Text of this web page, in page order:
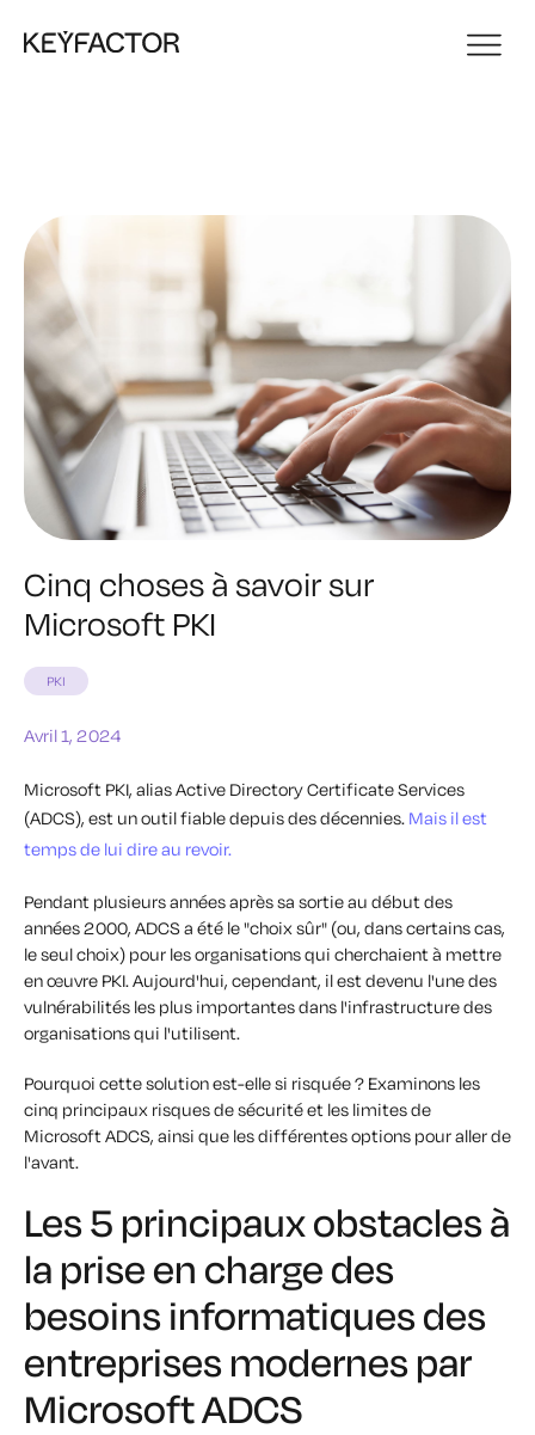
Cinq choses à savoir sur
Microsoft PKI
PKI
Avril 1, 2024
Microsoft PKI, alias Active Directory Certificate Services
(ADCS), est un outil fiable depuis des décennies. Mais il est
temps de lui dire au revoir.
Pendant plusieurs années après sa sortie au début des
années 2000, ADCS a été le "choix sûr" (ou, dans certains cas,
le seul choix) pour les organisations qui cherchaient à mettre
en œuvre PKI. Aujourd'hui, cependant, il est devenu l'une des
vulnérabilités les plus importantes dans l'infrastructure des
organisations qui l'utilisent.
Pourquoi cette solution est-elle si risquée ? Examinons les
cinq principaux risques de sécurité et les limites de
Microsoft ADCS, ainsi que les différentes options pour aller de
l'avant.
Les 5 principaux obstacles à
la prise en charge des
besoins informatiques des
entreprises modernes par
Microsoft ADCS